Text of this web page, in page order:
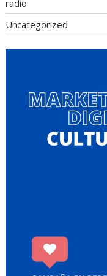
radio
Uncategorized